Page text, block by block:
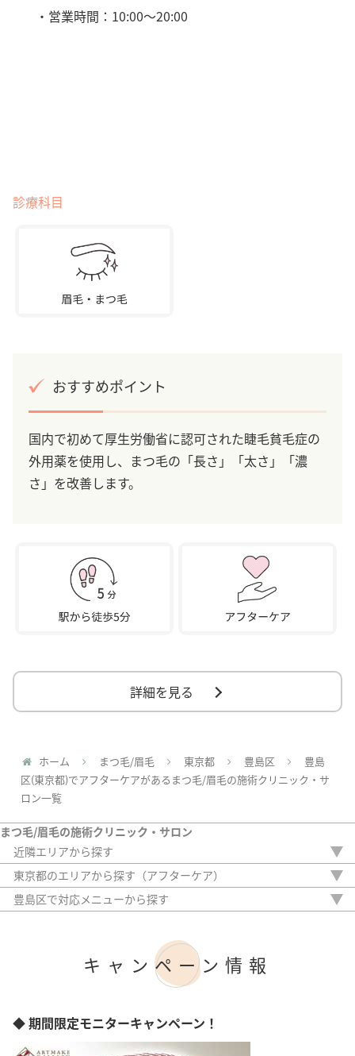
・営業時間：10:00～20:00
診療科目
おすすめポイント
国内で初めて厚生労働省に認可された睫毛貧毛症の
外用薬を使用し、まつ毛の「長さ」「太さ」「濃
さ」を改善します。
詳細を見る
ホーム まつ毛/眉毛 東京都 豊島区
豊島
区(東京都)でアフターケアがあるまつ毛/眉毛の施術クリニック・サ
ロン一覧
まつ毛/眉毛の施術クリニック・サロン
近隣エリアから探す
栃木県
埼玉県
千葉県
東京都のエリアから探す（アフターケア）
千代田区
立川市
新宿区
豊島区
豊島区で対応メニューから探す
眉毛スタイリング
キャンペーン情報
◆ 期間限定モニターキャンペーン！